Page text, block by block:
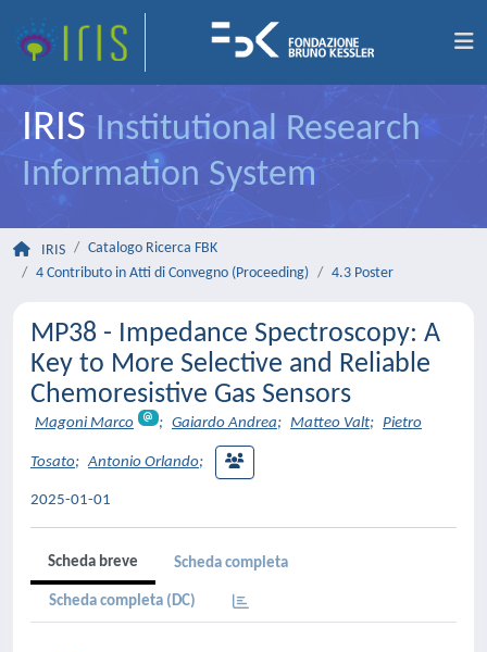
IRIS Institutional Research
Information System
IRIS
Catalogo Ricerca FBK
4 Contributo in Atti di Convegno (Proceeding)
4.3 Poster
MP38 - Impedance Spectroscopy: A
Key to More Selective and Reliable
Chemoresistive Gas Sensors
Magoni Marco ; Gaiardo Andrea; Matteo Valt; Pietro
Tosato; Antonio Orlando;
2025-01-01
Scheda breve Scheda completa
Scheda completa (DC)